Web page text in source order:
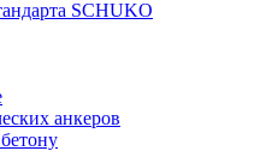
SCHUKO
анкеров